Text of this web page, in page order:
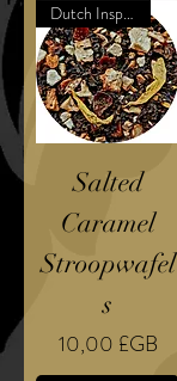
Dutch Inspired Confection
Salted
Caramel
Stroopwafel
s
Prix
10,00 £GB